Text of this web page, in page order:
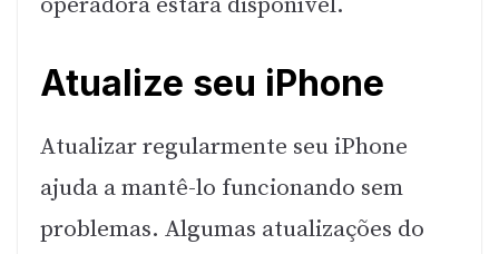
operadora estará disponível.
Atualize seu iPhone
Atualizar regularmente seu iPhone
ajuda a mantê-lo funcionando sem
problemas. Algumas atualizações do